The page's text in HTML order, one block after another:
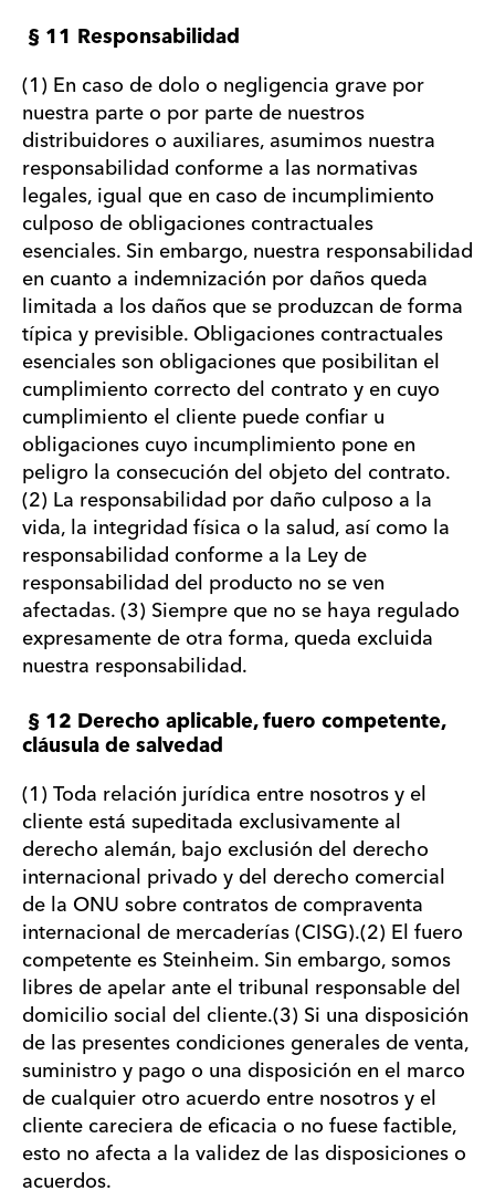
§ 11 Responsabilidad
(1) En caso de dolo o negligencia grave por
nuestra parte o por parte de nuestros
distribuidores o auxiliares, asumimos nuestra
responsabilidad conforme a las normativas
legales, igual que en caso de incumplimiento
culposo de obligaciones contractuales
esenciales. Sin embargo, nuestra responsabilidad
en cuanto a indemnización por daños queda
limitada a los daños que se produzcan de forma
típica y previsible. Obligaciones contractuales
esenciales son obligaciones que posibilitan el
cumplimiento correcto del contrato y en cuyo
cumplimiento el cliente puede confiar u
obligaciones cuyo incumplimiento pone en
peligro la consecución del objeto del contrato.
(2) La responsabilidad por daño culposo a la
vida, la integridad física o la salud, así como la
responsabilidad conforme a la Ley de
responsabilidad del producto no se ven
afectadas. (3) Siempre que no se haya regulado
expresamente de otra forma, queda excluida
nuestra responsabilidad.
§ 12 Derecho aplicable, fuero competente,
cláusula de salvedad
(1) Toda relación jurídica entre nosotros y el
cliente está supeditada exclusivamente al
derecho alemán, bajo exclusión del derecho
internacional privado y del derecho comercial
de la ONU sobre contratos de compraventa
internacional de mercaderías (CISG).(2) El fuero
competente es Steinheim. Sin embargo, somos
libres de apelar ante el tribunal responsable del
domicilio social del cliente.(3) Si una disposición
de las presentes condiciones generales de venta,
suministro y pago o una disposición en el marco
de cualquier otro acuerdo entre nosotros y el
cliente careciera de eficacia o no fuese factible,
esto no afecta a la validez de las disposiciones o
acuerdos.